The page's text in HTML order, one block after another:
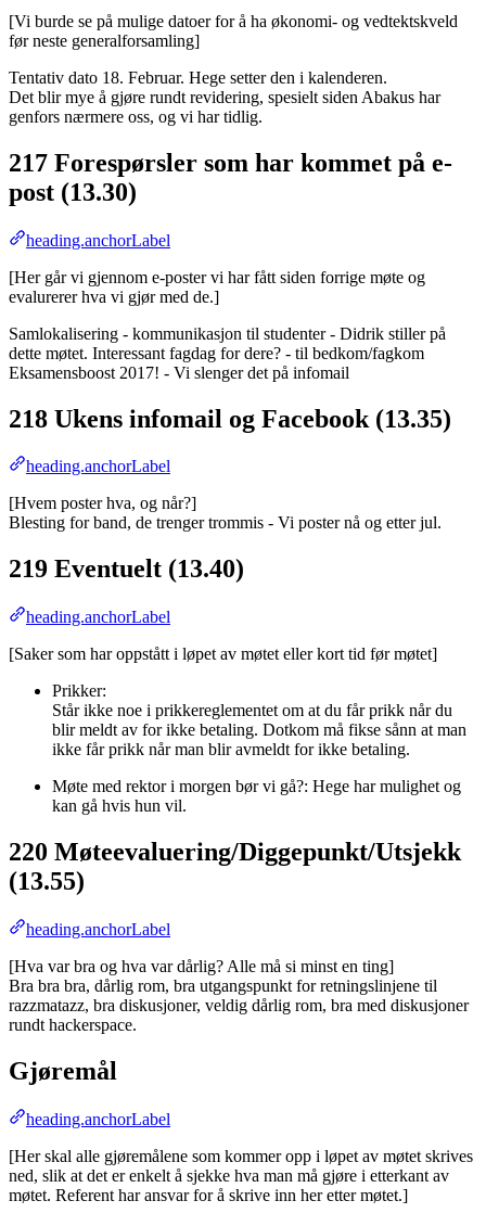
[Vi burde se på mulige datoer for å ha økonomi- og vedtektskveld
før neste generalforsamling]
Tentativ dato 18. Februar. Hege setter den i kalenderen.
Det blir mye å gjøre rundt revidering, spesielt siden Abakus har
genfors nærmere oss, og vi har tidlig.
217 Forespørsler som har kommet på e-
post (13.30)
heading.anchorLabel
[Her går vi gjennom e-poster vi har fått siden forrige møte og
evalurerer hva vi gjør med de.]
Samlokalisering - kommunikasjon til studenter - Didrik stiller på
dette møtet. Interessant fagdag for dere? - til bedkom/fagkom
Eksamensboost 2017! - Vi slenger det på infomail
218 Ukens infomail og Facebook (13.35)
heading.anchorLabel
[Hvem poster hva, og når?]
Blesting for band, de trenger trommis - Vi poster nå og etter jul.
219 Eventuelt (13.40)
heading.anchorLabel
[Saker som har oppstått i løpet av møtet eller kort tid før møtet]
Prikker:
Står ikke noe i prikkereglementet om at du får prikk når du
blir meldt av for ikke betaling. Dotkom må fikse sånn at man
ikke får prikk når man blir avmeldt for ikke betaling.
Møte med rektor i morgen bør vi gå?: Hege har mulighet og
kan gå hvis hun vil.
220 Møteevaluering/Diggepunkt/Utsjekk
(13.55)
heading.anchorLabel
[Hva var bra og hva var dårlig? Alle må si minst en ting]
Bra bra bra, dårlig rom, bra utgangspunkt for retningslinjene til
razzmatazz, bra diskusjoner, veldig dårlig rom, bra med diskusjoner
rundt hackerspace.
Gjøremål
heading.anchorLabel
[Her skal alle gjøremålene som kommer opp i løpet av møtet skrives
ned, slik at det er enkelt å sjekke hva man må gjøre i etterkant av
møtet. Referent har ansvar for å skrive inn her etter møtet.]